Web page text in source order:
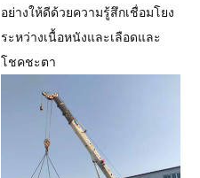
อย่างให้ดีด้วยความรู้สึกเชื่อมโยง
ระหว่างเนื้อหนังและเลือดและ
โชคชะตา